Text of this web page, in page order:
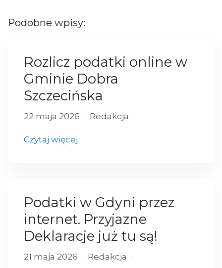
Podobne wpisy:
Rozlicz podatki online w
Gminie Dobra
Szczecińska
22 maja 2026 Redakcja
Czytaj więcej
Podatki w Gdyni przez
internet. Przyjazne
Deklaracje już tu są!
21 maja 2026 Redakcja